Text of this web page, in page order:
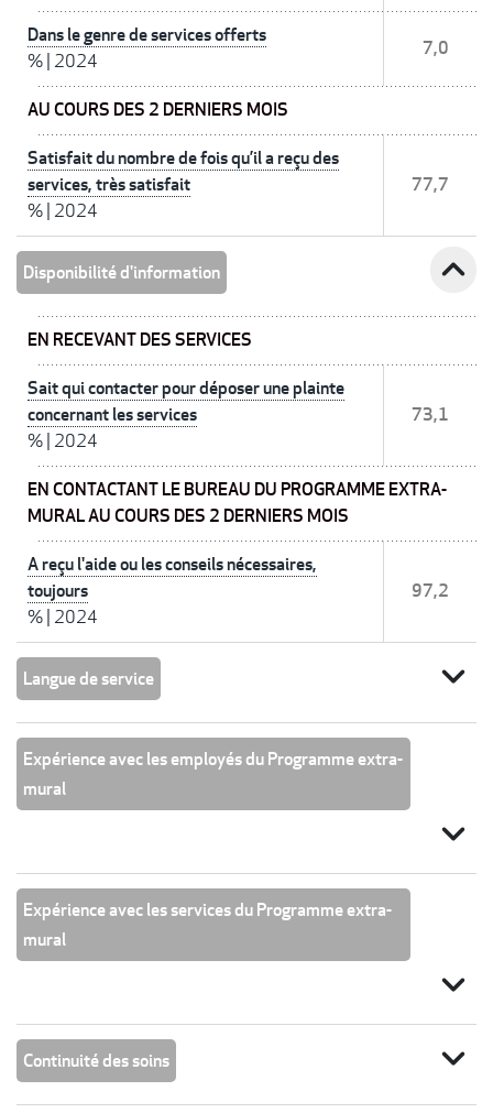
Dans le genre de services offerts
% 2024
7,0
AU COURS DES 2 DERNIERS MOIS
Satisfait du nombre de fois qu’il a reçu des
services, très satisfait
% 2024
77,7
Disponibilité d'information expand_less
EN RECEVANT DES SERVICES
Sait qui contacter pour déposer une plainte
concernant les services
% 2024
73,1
EN CONTACTANT LE BUREAU DU PROGRAMME EXTRA-
MURAL AU COURS DES 2 DERNIERS MOIS
A reçu l'aide ou les conseils nécessaires,
toujours
% 2024
97,2
Langue de service expand_more
Expérience avec les employés du Programme extra-
mural
expand_more
Expérience avec les services du Programme extra-
mural
expand_more
Continuité des soins expand_more